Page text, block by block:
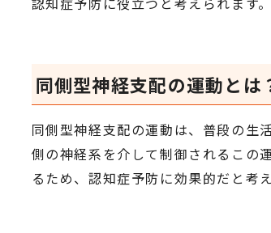
同側型神経支配の運動とは
同側型神経支配の運動は、普段の生
側の神経系を介して制御されるこの
るため、認知症予防に効果的だと考え